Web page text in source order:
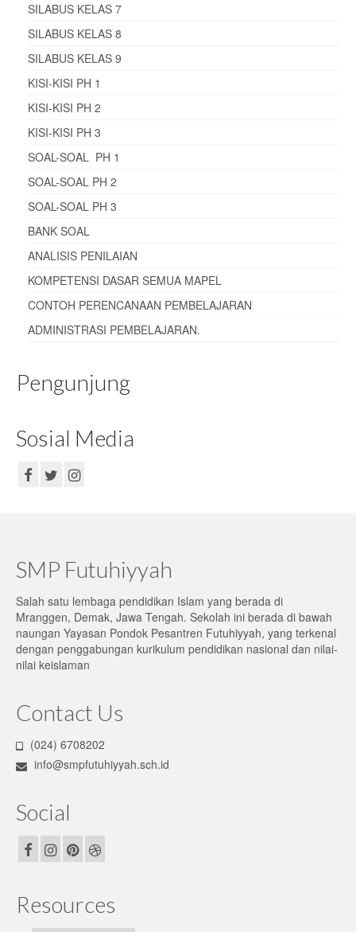
SILABUS KELAS 7
SILABUS KELAS 8
SILABUS KELAS 9
KISI-KISI PH 1
KISI-KISI PH 2
KISI-KISI PH 3
SOAL-SOAL PH 1
SOAL-SOAL PH 2
SOAL-SOAL PH 3
BANK SOAL
ANALISIS PENILAIAN
KOMPETENSI DASAR SEMUA MAPEL
CONTOH PERENCANAAN PEMBELAJARAN
ADMINISTRASI PEMBELAJARAN.
Pengunjung
Sosial Media
SMP Futuhiyyah
Salah satu lembaga pendidikan Islam yang berada di
Mranggen, Demak, Jawa Tengah. Sekolah ini berada di bawah
naungan Yayasan Pondok Pesantren Futuhiyyah, yang terkenal
dengan penggabungan kurikulum pendidikan nasional dan nilai-
nilai keislaman
Contact Us
(024) 6708202
info@smpfutuhiyyah.sch.id
Social
Resources